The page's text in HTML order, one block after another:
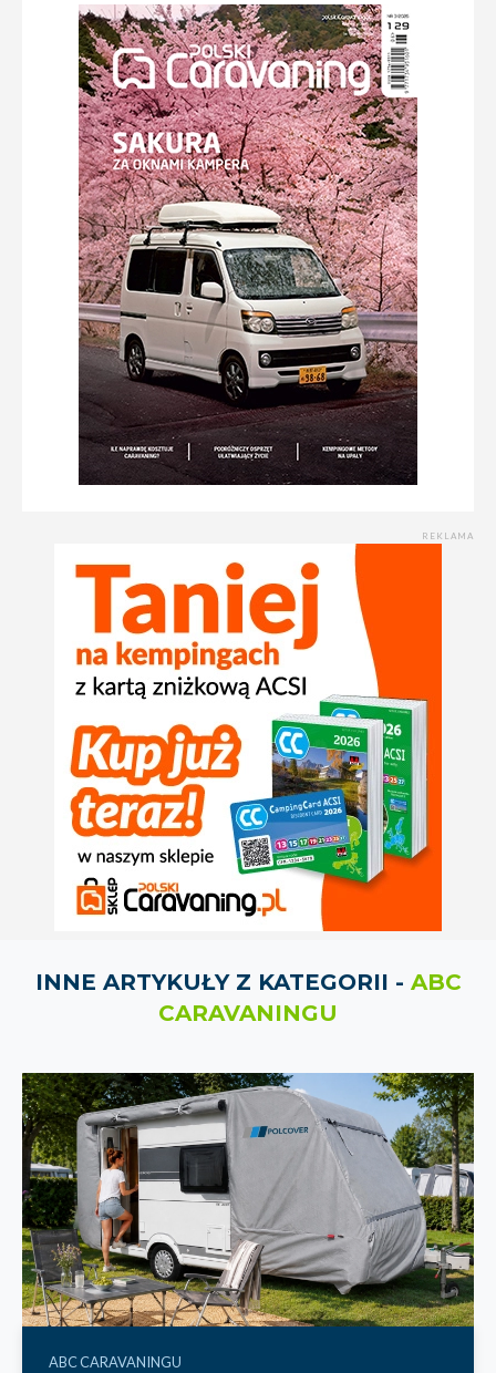
REKLAMA
INNE ARTYKUŁY Z KATEGORII - ABC
CARAVANINGU
ABC CARAVANINGU